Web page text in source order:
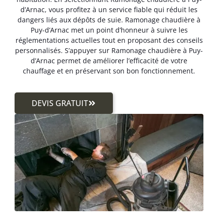
d’Arnac, vous profitez à un service fiable qui réduit les
dangers liés aux dépôts de suie. Ramonage chaudière à
Puy-d’Arnac met un point d’honneur à suivre les
réglementations actuelles tout en proposant des conseils
personnalisés. S’appuyer sur Ramonage chaudière à Puy-
d’Arnac permet de améliorer l’efficacité de votre
chauffage et en préservant son bon fonctionnement.
DEVIS GRATUIT